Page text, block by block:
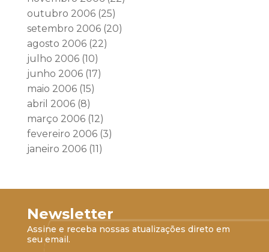
outubro 2006(25)
setembro 2006(20)
agosto 2006(22)
julho 2006(10)
junho 2006(17)
maio 2006(15)
abril 2006(8)
março 2006(12)
fevereiro 2006(3)
janeiro 2006(11)
Newsletter
Assine e receba nossas atualizações direto em
seu email.